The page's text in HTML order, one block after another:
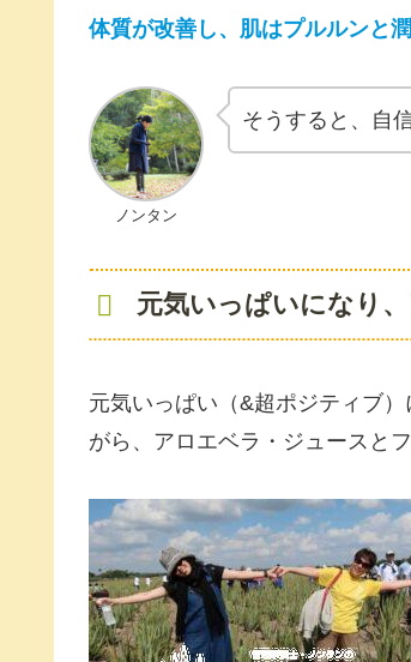
体質が改善し、肌はプルルンと
ノンタン
そうすると、自
元気いっぱいになり
元気いっぱい（&超ポジティブ
がら、アロエベラ・ジュースと